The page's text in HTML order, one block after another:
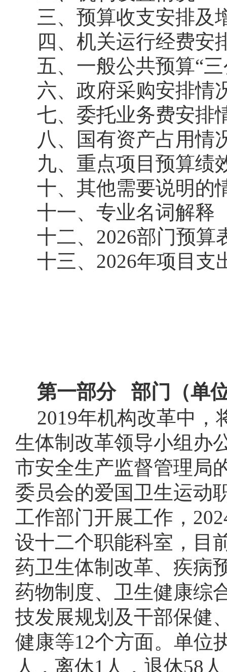
三、预算收支安排及
四、机关运行经费安
五、一般公共预算“
六、政府采购安排情
七、委托业务费安排
八、国有资产占用情
九、重点项目预算绩
十、其他需要说明的
十一、专业名词解释
十二、2026部门预算
十三、2026年项目支
第一部分
部门（单
2019年机构改革中，
生体制改革领导小组办
市安全生产监督管理局
委员会的爱国卫生运动
工作部门开展工作，
设十二个职能科室，目
药卫生体制改革、疾病
药物制度、卫生健康综
技发展规划及干部保健
健康等12个方面。单位
人，离休1人，退休58